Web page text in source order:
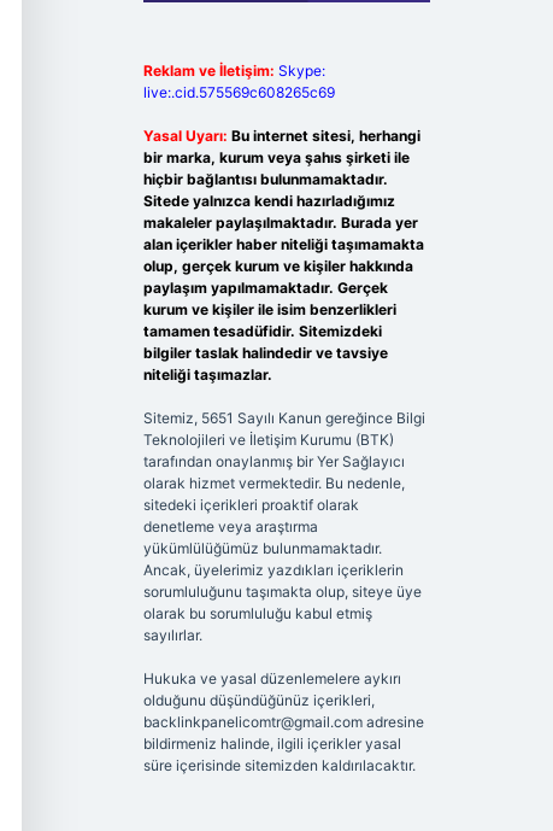
Reklam ve İletişim: Skype:
live:.cid.575569c608265c69
Yasal Uyarı: Bu internet sitesi, herhangi
bir marka, kurum veya şahıs şirketi ile
hiçbir bağlantısı bulunmamaktadır.
Sitede yalnızca kendi hazırladığımız
makaleler paylaşılmaktadır. Burada yer
alan içerikler haber niteliği taşımamakta
olup, gerçek kurum ve kişiler hakkında
paylaşım yapılmamaktadır. Gerçek
kurum ve kişiler ile isim benzerlikleri
tamamen tesadüfidir. Sitemizdeki
bilgiler taslak halindedir ve tavsiye
niteliği taşımazlar.
Sitemiz, 5651 Sayılı Kanun gereğince Bilgi
Teknolojileri ve İletişim Kurumu (BTK)
tarafından onaylanmış bir Yer Sağlayıcı
olarak hizmet vermektedir. Bu nedenle,
sitedeki içerikleri proaktif olarak
denetleme veya araştırma
yükümlülüğümüz bulunmamaktadır.
Ancak, üyelerimiz yazdıkları içeriklerin
sorumluluğunu taşımakta olup, siteye üye
olarak bu sorumluluğu kabul etmiş
sayılırlar.
Hukuka ve yasal düzenlemelere aykırı
olduğunu düşündüğünüz içerikleri,
backlinkpanelicomtr@gmail.comadresine
bildirmeniz halinde, ilgili içerikler yasal
süre içerisinde sitemizden kaldırılacaktır.